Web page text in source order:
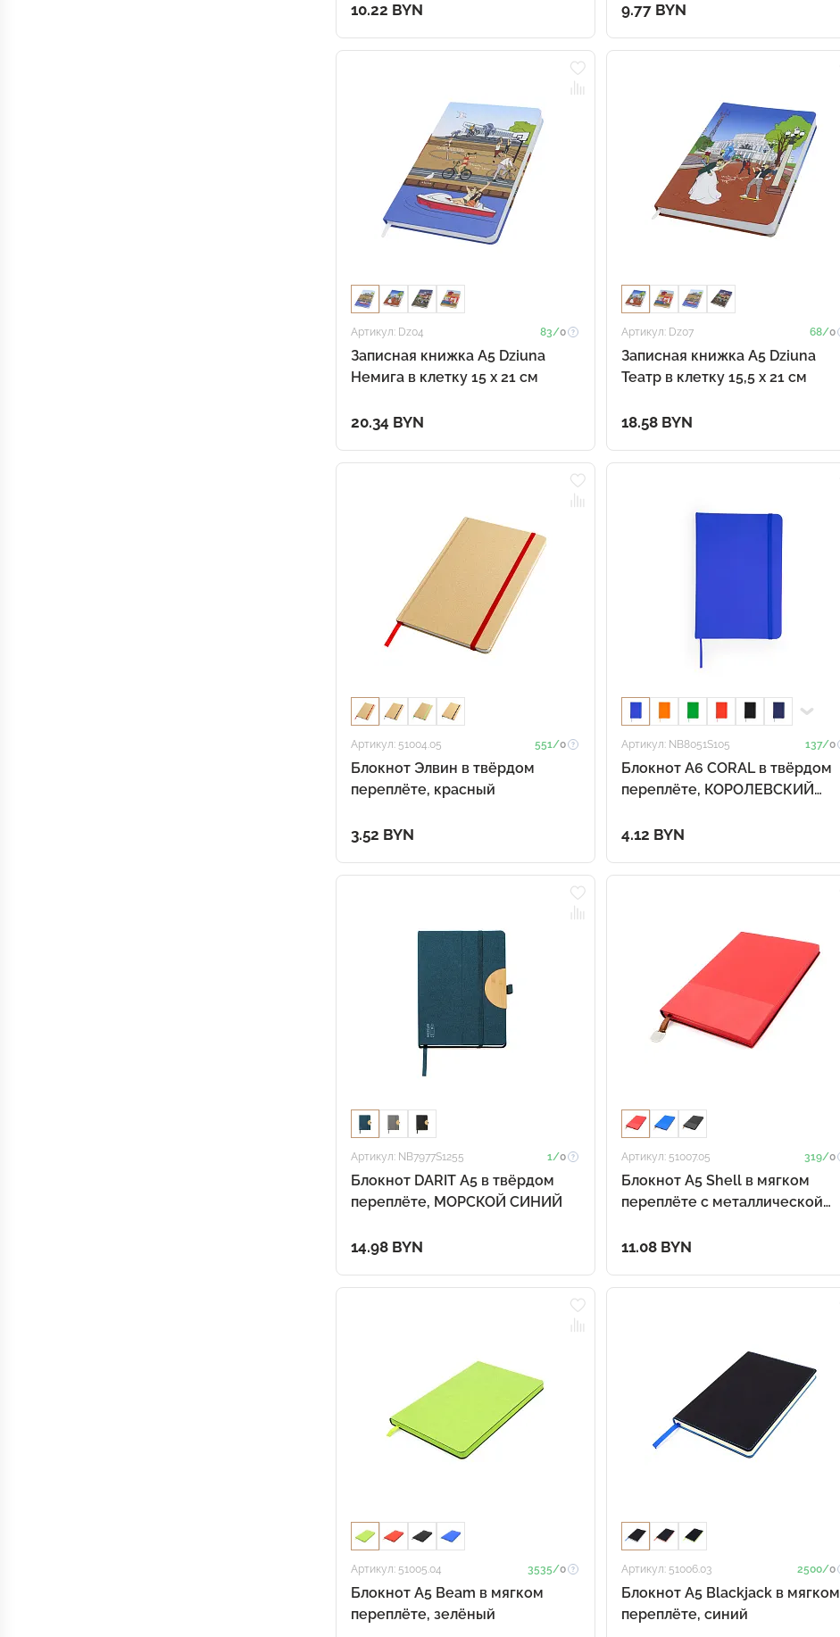
10.22 BYN 9.77 BYN
Артикул: Dz04 83/0
Записная книжка A5 Dziuna
Немига в клетку 15 x 21 см
20.34 BYN
Артикул: Dz07 68/0
Записная книжка A5 Dziuna
Театр в клетку 15,5 x 21 см
18.58 BYN
Артикул: 51004.05 551/0
Блокнот Элвин в твёрдом
переплёте, красный
3.52 BYN
Артикул: NB8051S105 137/0
Блокнот A6 CORAL в твёрдом
переплёте, КОРОЛЕВСКИЙ
4.12 BYN
Артикул: NB7977S1255 1/0
Блокнот DARIT A5 в твёрдом
переплёте, МОРСКОЙ СИНИЙ
14.98 BYN
Артикул: 51007.05 319/0
Блокнот A5 Shell в мягком
переплёте c металлической
11.08 BYN
Артикул: 51005.04 3535/0
Блокнот A5 Beam в мягком
переплёте, зелёный
Артикул: 51006.03 2500/0
Блокнот A5 Blackjack в мягком
переплёте, синий